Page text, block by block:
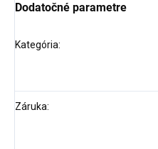
Dodatočné parametre
Kategória:
Záruka: